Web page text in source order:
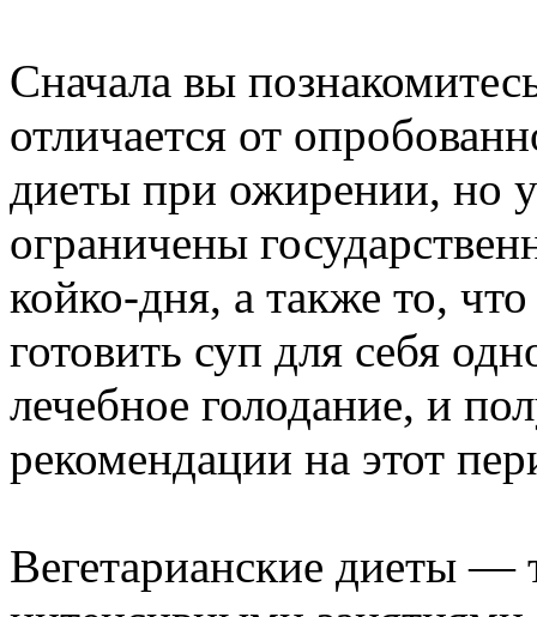
Сначала вы
отличается от
диеты при ожирении, но
ограничены
койко-дня, а также то,
готовить суп для себя
лечебное голодание, и
рекомендации на этот
Вегетарианские диеты —